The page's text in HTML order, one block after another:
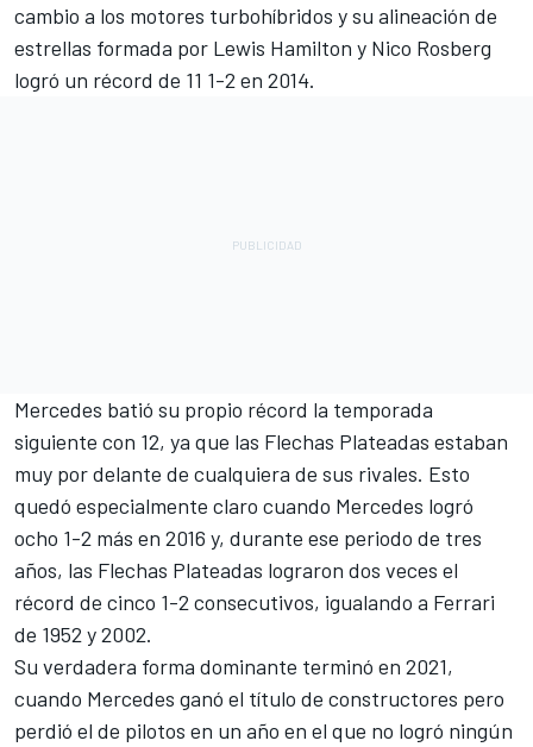
cambio a los motores turbohíbridos y su alineación de
estrellas formada por Lewis Hamilton y Nico Rosberg
logró un récord de 11 1-2 en 2014.
Mercedes batió su propio récord la temporada
siguiente con 12, ya que las Flechas Plateadas estaban
muy por delante de cualquiera de sus rivales. Esto
quedó especialmente claro cuando Mercedes logró
ocho 1-2 más en 2016 y, durante ese periodo de tres
años, las Flechas Plateadas lograron dos veces el
récord de cinco 1-2 consecutivos, igualando a Ferrari
de 1952 y 2002.
Su verdadera forma dominante terminó en 2021,
cuando Mercedes ganó el título de constructores pero
perdió el de pilotos en un año en el que no logró ningún